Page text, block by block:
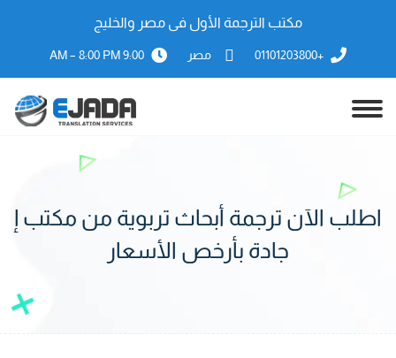
مكتب الترجمة الأول فى مصر والخليج
+01101203800 مصر 9:00 AM – 8:00 PM
اطلب الآن ترجمة أبحاث تربوية من مكتب إ
جادة بأرخص الأسعار